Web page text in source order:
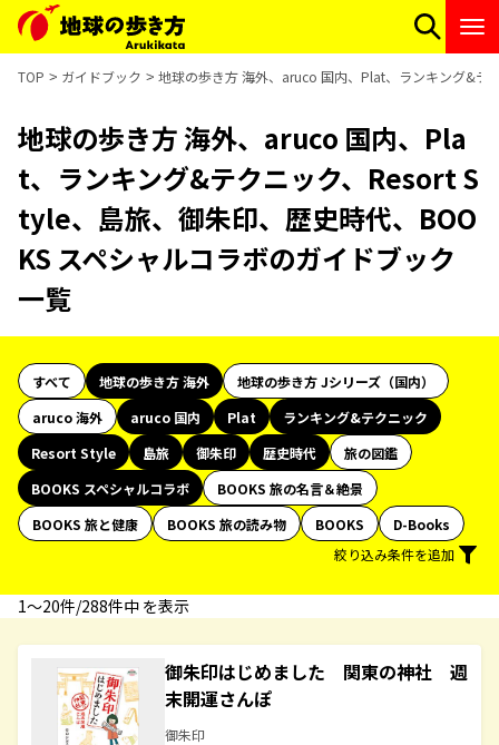
TOP ガイドブック 地球の歩き方 海外、aruco 国内、Plat、ランキング&テ
地球の歩き方 海外、aruco 国内、Pla
t、ランキング&テクニック、Resort S
tyle、島旅、御朱印、歴史時代、BOO
KS スペシャルコラボのガイドブック
一覧
すべて 地球の歩き方 海外
地球の歩き方 Jシリーズ（国内）
aruco 海外
aruco 国内 Plat
ランキング&テクニック
Resort Style
島旅 御朱印 歴史時代
旅の図鑑
BOOKS スペシャルコラボ
BOOKS 旅の名言＆絶景
BOOKS 旅と健康
BOOKS 旅の読み物 BOOKS
D-Books
絞り込み条件を追加
1〜20件/288件中 を表示
御朱印はじめました 関東の神社 週
末開運さんぽ
御朱印